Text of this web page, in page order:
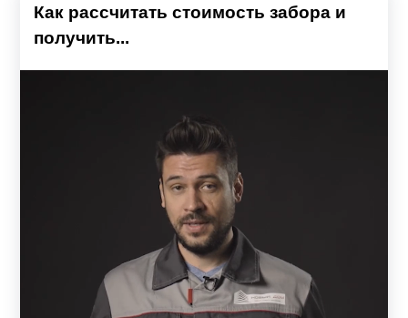
Как рассчитать стоимость забора и
получить...